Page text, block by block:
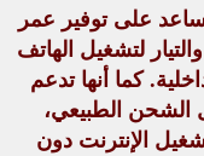
تساعد على توفير عمر
لتشغيل الهاتف
كما أنها تدعم
الشحن الطبيعي،
الإنترنت دون